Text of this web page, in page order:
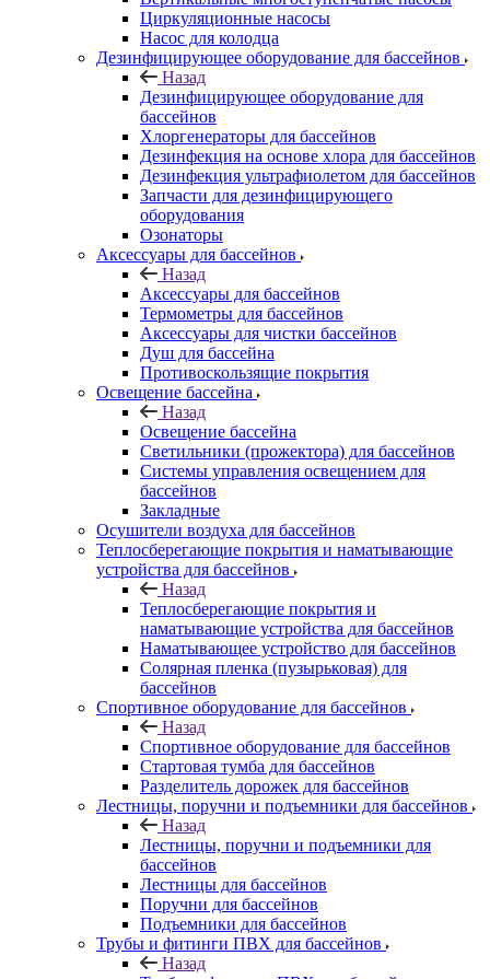
Циркуляционные насосы
Насос для колодца
Дезинфицирующее оборудование для бассейнов
Назад
Дезинфицирующее оборудование для
бассейнов
Хлоргенераторы для бассейнов
Дезинфекция на основе хлора для бассейнов
Дезинфекция ультрафиолетом для бассейнов
Запчасти для дезинфицирующего
оборудования
Озонаторы
Аксессуары для бассейнов
Назад
Аксессуары для бассейнов
Термометры для бассейнов
Аксессуары для чистки бассейнов
Душ для бассейна
Противоскользящие покрытия
Освещение бассейна
Назад
Освещение бассейна
Светильники (прожектора) для бассейнов
Системы управления освещением для
бассейнов
Закладные
Осушители воздуха для бассейнов
Теплосберегающие покрытия и наматывающие
устройства для бассейнов
Назад
Теплосберегающие покрытия и
наматывающие устройства для бассейнов
Наматывающее устройство для бассейнов
Солярная пленка (пузырьковая) для
бассейнов
Спортивное оборудование для бассейнов
Назад
Спортивное оборудование для бассейнов
Стартовая тумба для бассейнов
Разделитель дорожек для бассейнов
Лестницы, поручни и подъемники для бассейнов
Назад
Лестницы, поручни и подъемники для
бассейнов
Лестницы для бассейнов
Поручни для бассейнов
Подъемники для бассейнов
Трубы и фитинги ПВХ для бассейнов
Назад